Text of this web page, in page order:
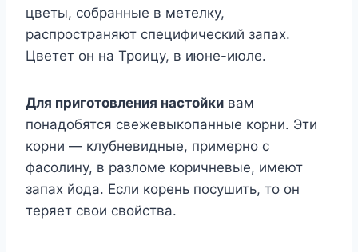
цветы, собранные в метелку,
распространяют специфический запах.
Цветет он на Троицу, в июне-июле.
Для приготовления настойки вам
понадобятся свежевыкопанные корни. Эти
корни — клубневидные, примерно с
фасолину, в разломе коричневые, имеют
запах йода. Если корень посушить, то он
теряет свои свойства.